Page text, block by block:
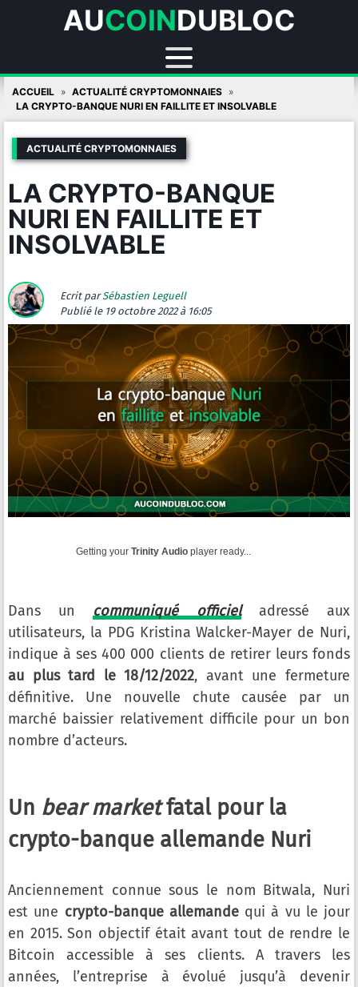
AUCOINDUBLOC
Skip
content
ACCUEIL
ACTUALITÉ CRYPTOMONNAIES
LA CRYPTO-BANQUE NURI EN FAILLITE ET INSOLVABLE
ACTUALITÉ CRYPTOMONNAIES
LA CRYPTO-BANQUE
NURI EN FAILLITE ET
INSOLVABLE
Ecrit parSébastien Leguell
Publié le 19 octobre 2022 à 16:05
Getting your Trinity Audio player ready...
Dans un communiqué officieladressé aux
utilisateurs, la PDG Kristina Walcker-Mayer de Nuri,
indique à ses 400 000 clients de retirer leurs fonds
au plus tard le 18/12/2022, avant une fermeture
définitive. Une nouvelle chute causée par un
marché baissier relativement difficile pour un bon
nombre d’acteurs.
Un bear marketfatal pour la
crypto-banque allemande Nuri
Anciennement connue sous le nom Bitwala, Nuri
est une crypto-banque allemandequi à vu le jour
en 2015. Son objectif était avant tout de rendre le
Bitcoin accessible à ses clients. A travers les
années, l’entreprise à évolué jusqu’à devenir